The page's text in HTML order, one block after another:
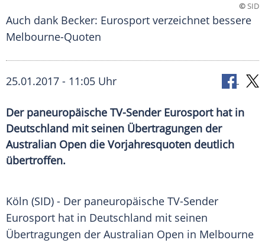
©SID
Auch dank Becker: Eurosport verzeichnet bessere
Melbourne-Quoten
25.01.2017 - 11:05 Uhr
Der paneuropäische TV-Sender Eurosport hat in
Deutschland mit seinen Übertragungen der
Australian Open die Vorjahresquoten deutlich
übertroffen.
Köln (SID) - Der paneuropäische TV-Sender
Eurosport hat in Deutschland mit seinen
Übertragungen der Australian Open in Melbourne